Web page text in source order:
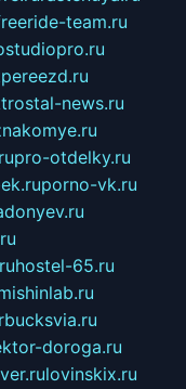
team.ru
news.ru
pro-otdelky.ru
porno-vk.ru
hostel-65.ru
doroga.ru
lovinskix.ru